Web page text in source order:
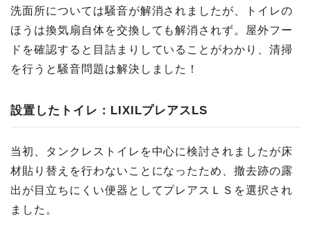
洗面所については騒音が解消されましたが、トイレの
ほうは換気扇自体を交換しても解消されず。屋外フー
ドを確認すると目詰まりしていることがわかり、清掃
を行うと騒音問題は解決しました！
設置したトイレ：LIXILプレアスLS
当初、タンクレストイレを中心に検討されましたが床
材貼り替えを行わないことになったため、撤去跡の露
出が目立ちにくい便器としてプレアスＬＳを選択され
ました。